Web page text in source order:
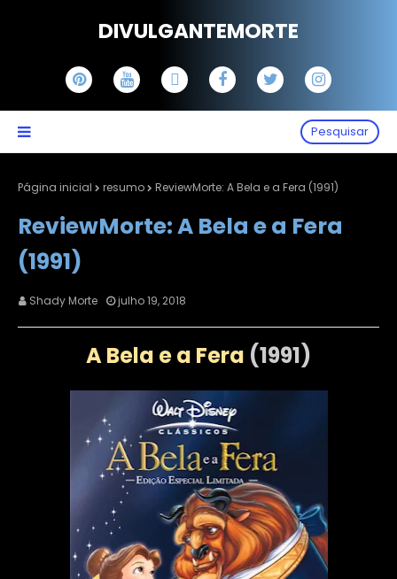
DIVULGANTEMORTE
Pesquisar
Página inicial resumo ReviewMorte: A Bela e a Fera (1991)
ReviewMorte: A Bela e a Fera
(1991)
Shady Morte julho 19, 2018
A Bela e a Fera (1991)